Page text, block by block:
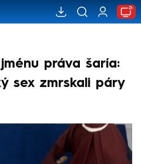
práva šaría:
sex zmrskali páry